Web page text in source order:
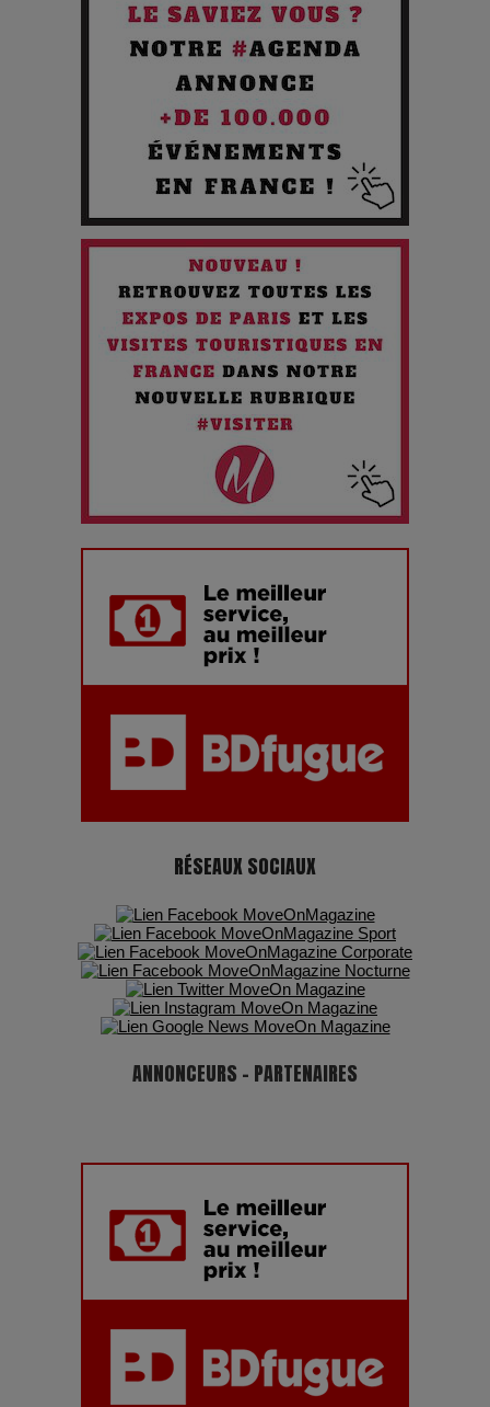
Pourquoi les Petites Entreprises Créatives Deviennent les
Les 3 meilleures destinations pour des vacances sportives
Quand l'Opéra Rencontre l'IA : Lola Volonakis, l'Artiste du
Paradoxe qui Chante le Futur
Chien 51 - Quand l’IA prend le pouvoir : une plongée dans un
futur troublant
Maïra Kerey, la “voix d’or du Kazakhstan”, célèbre ses 30
ans de carrière à la Salle Gaveau
Les dessous de la fast fashion : un désastre écologique en
7 Techniques Secrètes des Photographes de Stars
Adieu Jean-Pat : rire au bord du précipice
Pharaonic Festival 2025 : 10 ans d’électro sous les
montagnes, une fête à ne pas manquer
RÉSEAUX SOCIAUX
ANNONCEURS - PARTENAIRES